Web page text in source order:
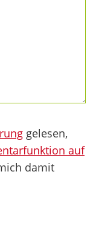
gelesen,
auf
damit